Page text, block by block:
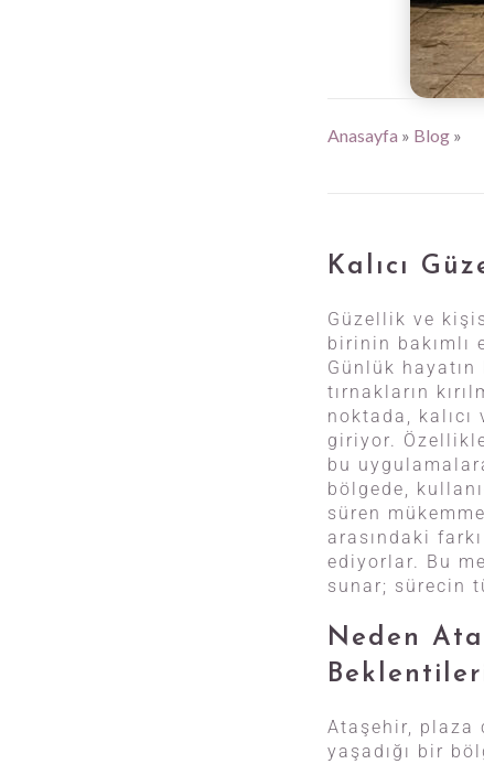
Anasayfa » Blog »
Kalıcı
Güzellik ve
birinin bakımlı
Günlük
tırnakların
noktada,
giriyor.
bu
bölgede,
süren
arasındaki
ediyorlar. Bu
sunar; sürecin
Neden
Ataşehir, plaza
yaşadığı bir